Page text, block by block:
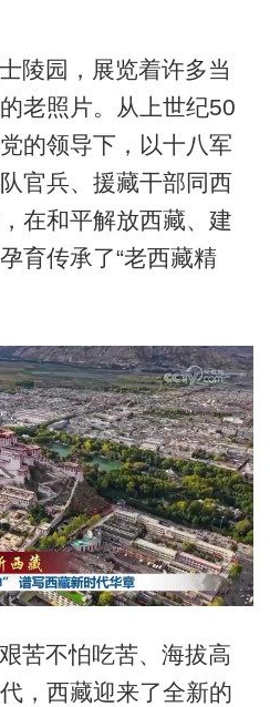
陵园，展览着许多当
老照片。从上世纪50
的领导下，以十八军
官兵、援藏干部同西
在和平解放西藏、建
育传承了“老西藏精
苦不怕吃苦、海拔高
，西藏迎来了全新的